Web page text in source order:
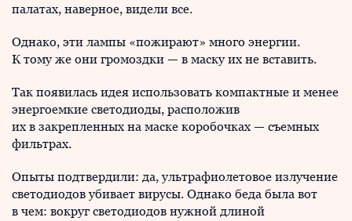
палатах, наверное, видели все.
Однако, эти лампы «пожирают» много энергии.
К тому же они громоздки — в маску их не вставить.
Так появилась идея использовать компактные и менее
энергоемкие светодиоды, расположив
их в закрепленных на маске коробочках — съемных
фильтрах.
Опыты подтвердили: да, ультрафиолетовое излучение
светодиодов убивает вирусы. Однако беда была вот
в чем: вокруг светодиодов нужной длиной